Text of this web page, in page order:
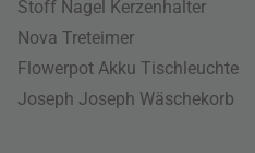
Stoff Nagel Kerzenhalter
Nova Treteimer
Flowerpot Akku Tischleuchte
Joseph Joseph Wäschekorb